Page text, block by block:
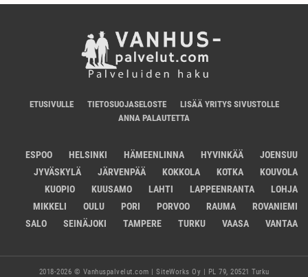
ETUSIVULLE TIETOSUOJASELOSTE
LISÄÄ YRITYS SIVUSTOLLE
ANNA PALAUTETTA
ESPOO HELSINKI HÄMEENLINNA HYVINKÄÄ
JOENSUU
JYVÄSKYLÄ
JÄRVENPÄÄ KOKKOLA KOTKA
KOUVOLA
KUOPIO
KUUSAMO LAHTI LAPPEENRANTA
LOHJA
MIKKELI
OULU PORI PORVOO RAUMA
ROVANIEMI
SALO
SEINÄJOKI TAMPERE TURKU VAASA VANTAA
2018-2026 © Vanhuspalvelut.com | SiteWorks Oy | PL 79, 20521 Turku